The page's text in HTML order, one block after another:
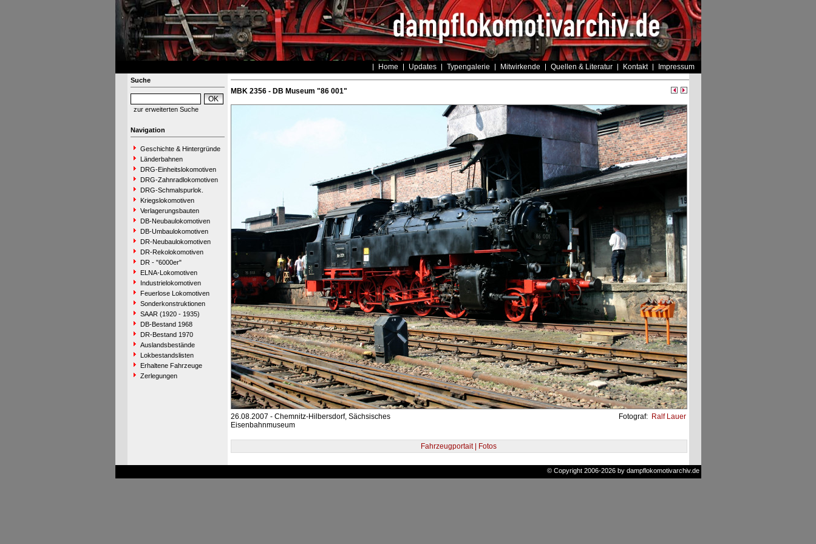
Home Updates Typengalerie Mitwirkende Quellen & Literatur Kontakt Impressum
Suche
zur erweiterten Suche
Navigation
Geschichte & Hintergründe
Länderbahnen
DRG-Einheitslokomotiven
DRG-Zahnradlokomotiven
DRG-Schmalspurlok.
Kriegslokomotiven
Verlagerungsbauten
DB-Neubaulokomotiven
DB-Umbaulokomotiven
DR-Neubaulokomotiven
DR-Rekolokomotiven
DR - "6000er"
ELNA-Lokomotiven
Industrielokomotiven
Feuerlose Lokomotiven
Sonderkonstruktionen
SAAR (1920 - 1935)
DB-Bestand 1968
DR-Bestand 1970
Auslandsbestände
Lokbestandslisten
Erhaltene Fahrzeuge
Zerlegungen
MBK 2356 - DB Museum "86 001"
26.08.2007 - Chemnitz-Hilbersdorf, Sächsisches
Eisenbahnmuseum
Fotograf: Ralf Lauer
Fahrzeugportait | Fotos
© Copyright 2006-2026 by dampflokomotivarchiv.de